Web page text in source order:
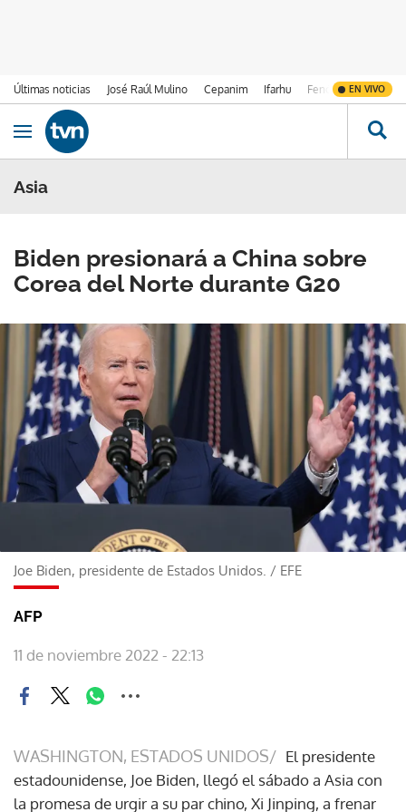
Últimas noticias José Raúl Mulino Cepanim Ifarhu Fenómeno de El
EN VIVO
Ir al contenido
Obrir navegació
Asia
Biden presionará a China sobre
Corea del Norte durante G20
Joe Biden, presidente de Estados Unidos. / EFE
AFP
11 de noviembre 2022 - 22:13
WASHINGTON, ESTADOS UNIDOS/ El presidente
estadounidense, Joe Biden, llegó el sábado a Asia con
la promesa de urgir a su par chino, Xi Jinping, a frenar